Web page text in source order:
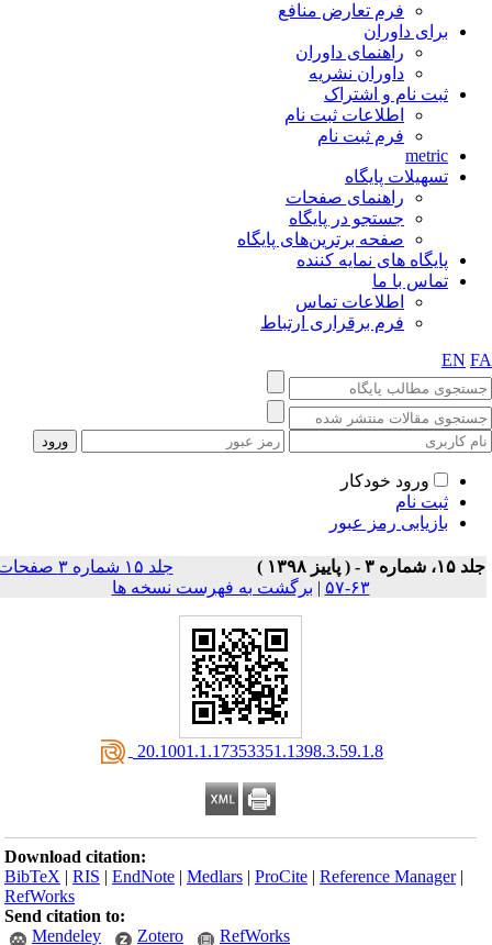
فرم تعارض منافع
برای داوران
راهنمای داوران
داوران نشریه
ثبت نام و اشتراک
اطلاعات ثبت نام
فرم ثبت نام
metric
تسهیلات پایگاه
راهنمای صفحات
جستجو در پایگاه
صفحه برترین‌های پایگاه
پایگاه های نمایه کننده
تماس با ما
اطلاعات تماس
فرم برقراری ارتباط
EN
ورود خودکار
ثبت نام
بازیابی رمز عبور
شماره ۳ - ( پاييز ۱۳۹۸ )
جلد ۱۵ شماره ۳ صفحات
۶۳-۵۷
| برگشت به فهرست نسخه ها
‎ 20.1001.1.17353351.1398.3.59.1.8
Download citation:
BibTeX |RIS |EndNote |Medlars |ProCite |Reference Manager
RefWorks
Send citation to:
Mendeley
Zotero RefWorks